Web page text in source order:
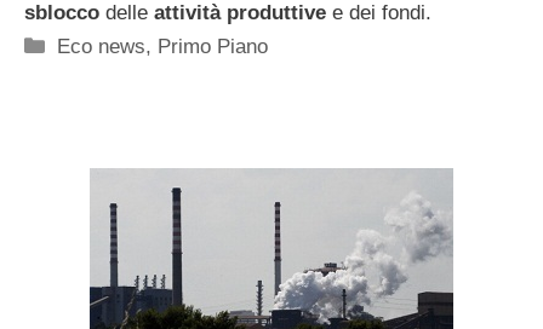
sblocco delle attività produttive e dei fondi.
Categorie
Eco news, Primo Piano